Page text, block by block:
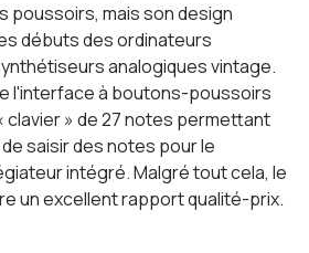
poussoirs, mais son design
débuts des ordinateurs
analogiques vintage.
l'interface à boutons-poussoirs
clavier » de 27 notes permettant
saisir des notes pour le
intégré. Malgré tout cela, le
un excellent rapport qualité-prix.